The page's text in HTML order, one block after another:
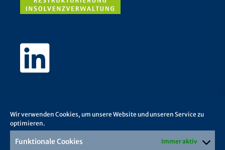
Wir verwenden Cookies, um unsere Website und unseren Service zu
optimieren.
Funktionale Cookies Immer aktiv